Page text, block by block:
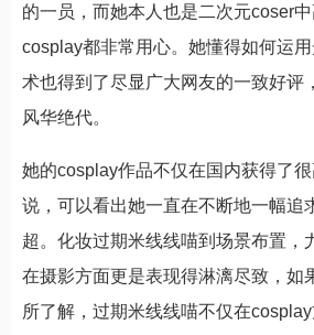
的一员，而她本人也是二次元coser
cosplay都非常用心。她懂得如何运
术也得到了尽显广大网友的一致好评
风华绝代。
她的cosplay作品不仅在国内获得了
说，可以看出她一直在不断地一幅追
超。化妆过期米线线喵到场景布置，
在摄影方面更是表现得淋漓尽致，如
所了解，过期米线线喵不仅在